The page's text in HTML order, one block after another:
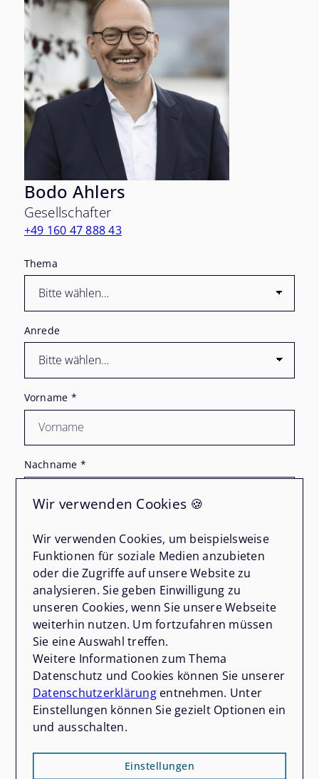
Bodo Ahlers
Gesellschafter
+49 160 47 888 43
Thema
Anrede
Vorname *
Nachname *
E-Mail
Telefon
Nachricht *
Wir verwenden Cookies 🍪
Wir verwenden Cookies, um beispielsweise
Funktionen für soziale Medien anzubieten
oder die Zugriffe auf unsere Website zu
analysieren. Sie geben Einwilligung zu
unseren Cookies, wenn Sie unsere Webseite
weiterhin nutzen. Um fortzufahren müssen
Sie eine Auswahl treffen.
Weitere Informationen zum Thema
Datenschutz und Cookies können Sie unserer
Datenschutzerklärungentnehmen. Unter
Einstellungen können Sie gezielt Optionen ein
und ausschalten.
Einstellungen